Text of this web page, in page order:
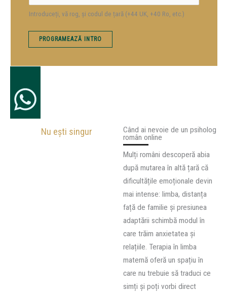
m
e
Introduceți, vă rog, și codul de țară (+44 UK, +40 Ro, etc.)
PROGRAMEAZĂ INTRO
Nu ești singur
Când ai nevoie de un psiholog
român online
Mulți români descoperă abia
după mutarea în altă țară că
dificultățile emoționale devin
mai intense: limba, distanța
față de familie și presiunea
adaptării schimbă modul în
care trăim anxietatea și
relațiile. Terapia în limba
maternă oferă un spațiu în
care nu trebuie să traduci ce
simți și poți vorbi direct